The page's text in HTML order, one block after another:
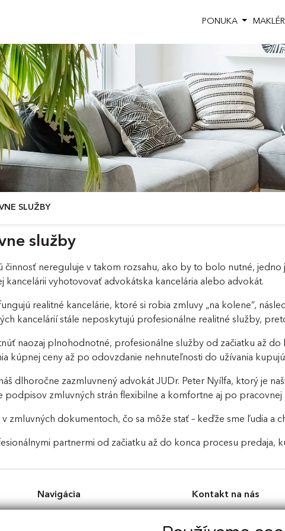
PONUKA
SLUŽBY
služby
činnosť nereguluje v takom rozsahu, ako by to bolo nutné,
kancelárii vyhotovovať advokátska kancelária alebo advokát.
realitné kancelárie, ktoré si robia zmluvy „na kolene“,
kancelárií stále neposkytujú profesionálne realitné služby,
naozaj plnohodnotné, profesionálne služby od začiatku až
kúpnej ceny až po odovzdanie nehnuteľnosti do užívania
dlhoročne zazmluvnený advokát JUDr. Peter Nyílfa, ktorý je
podpisov zmluvných strán flexibilne a komfortne aj po pracovnej
zmluvných dokumentoch, čo sa môže stať – keďže sme ľudia a
partnermi od začiatku až do konca procesu predaja,
Navigácia Kontakt na nás
Sládkovičova 7326,